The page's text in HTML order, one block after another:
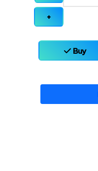
+
Buy